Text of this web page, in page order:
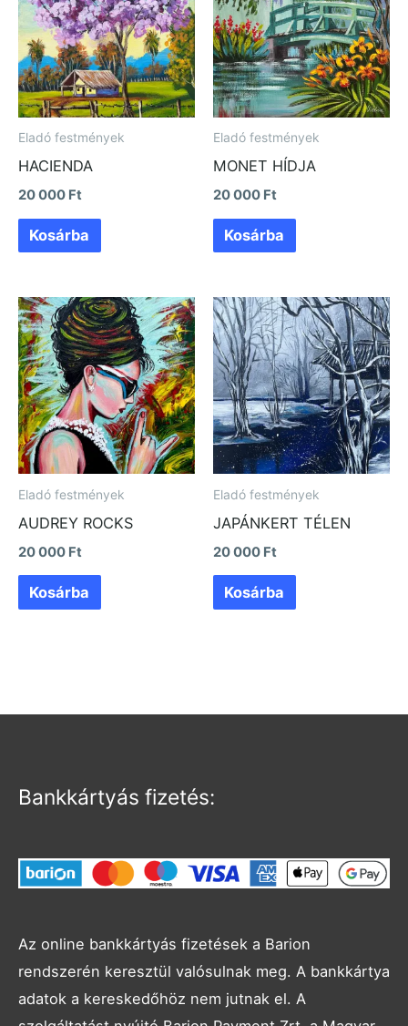
Eladó festmények
HACIENDA
20 000 Ft
Kosárba
Eladó festmények
MONET HÍDJA
20 000 Ft
Kosárba
Eladó festmények
AUDREY ROCKS
20 000 Ft
Kosárba
Eladó festmények
JAPÁNKERT TÉLEN
20 000 Ft
Kosárba
Bankkártyás fizetés:
Az online bankkártyás fizetések a Barion
rendszerén keresztül valósulnak meg. A bankkártya
adatok a kereskedőhöz nem jutnak el. A